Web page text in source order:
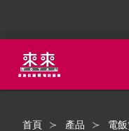
首頁 產品 電